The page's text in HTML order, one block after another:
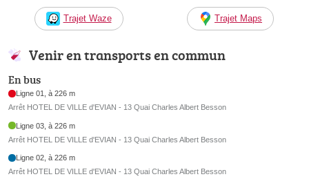
Trajet Waze Trajet Maps
Venir en transports en commun
En bus
Ligne 01, à 226 m
Arrêt HOTEL DE VILLE d'EVIAN - 13 Quai Charles Albert Besson
Ligne 03, à 226 m
Arrêt HOTEL DE VILLE d'EVIAN - 13 Quai Charles Albert Besson
Ligne 02, à 226 m
Arrêt HOTEL DE VILLE d'EVIAN - 13 Quai Charles Albert Besson